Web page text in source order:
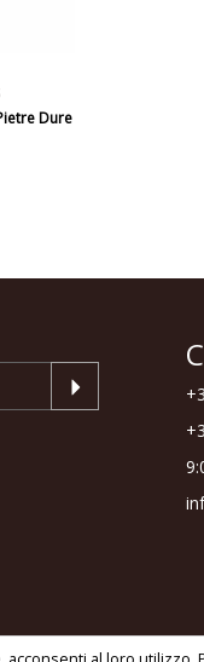
Dure
e P.I. 01869110518 -